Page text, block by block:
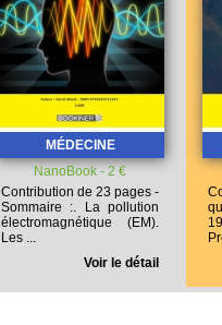
MÉDECINE
NanoBook - 2 €
Contribution de 23 pages -
Sommaire :. La pollution
électromagnétique (EM).
Les ...
Voir le détail